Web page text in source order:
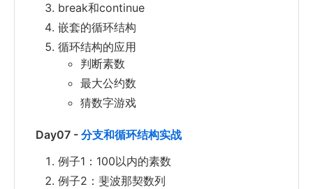
break和continue
嵌套的循环结构
循环结构的应用
判断素数
最大公约数
猜数字游戏
Day07 - 分支和循环结构实战
例子1：100以内的素数
例子2：斐波那契数列